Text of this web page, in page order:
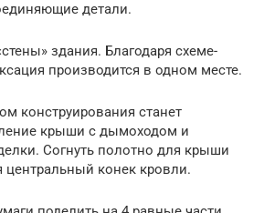
детали.
здания. Благодаря схеме-
производится в одном месте.
конструирования станет
крыши с дымоходом и
Согнуть полотно для крыши
конек кровли.